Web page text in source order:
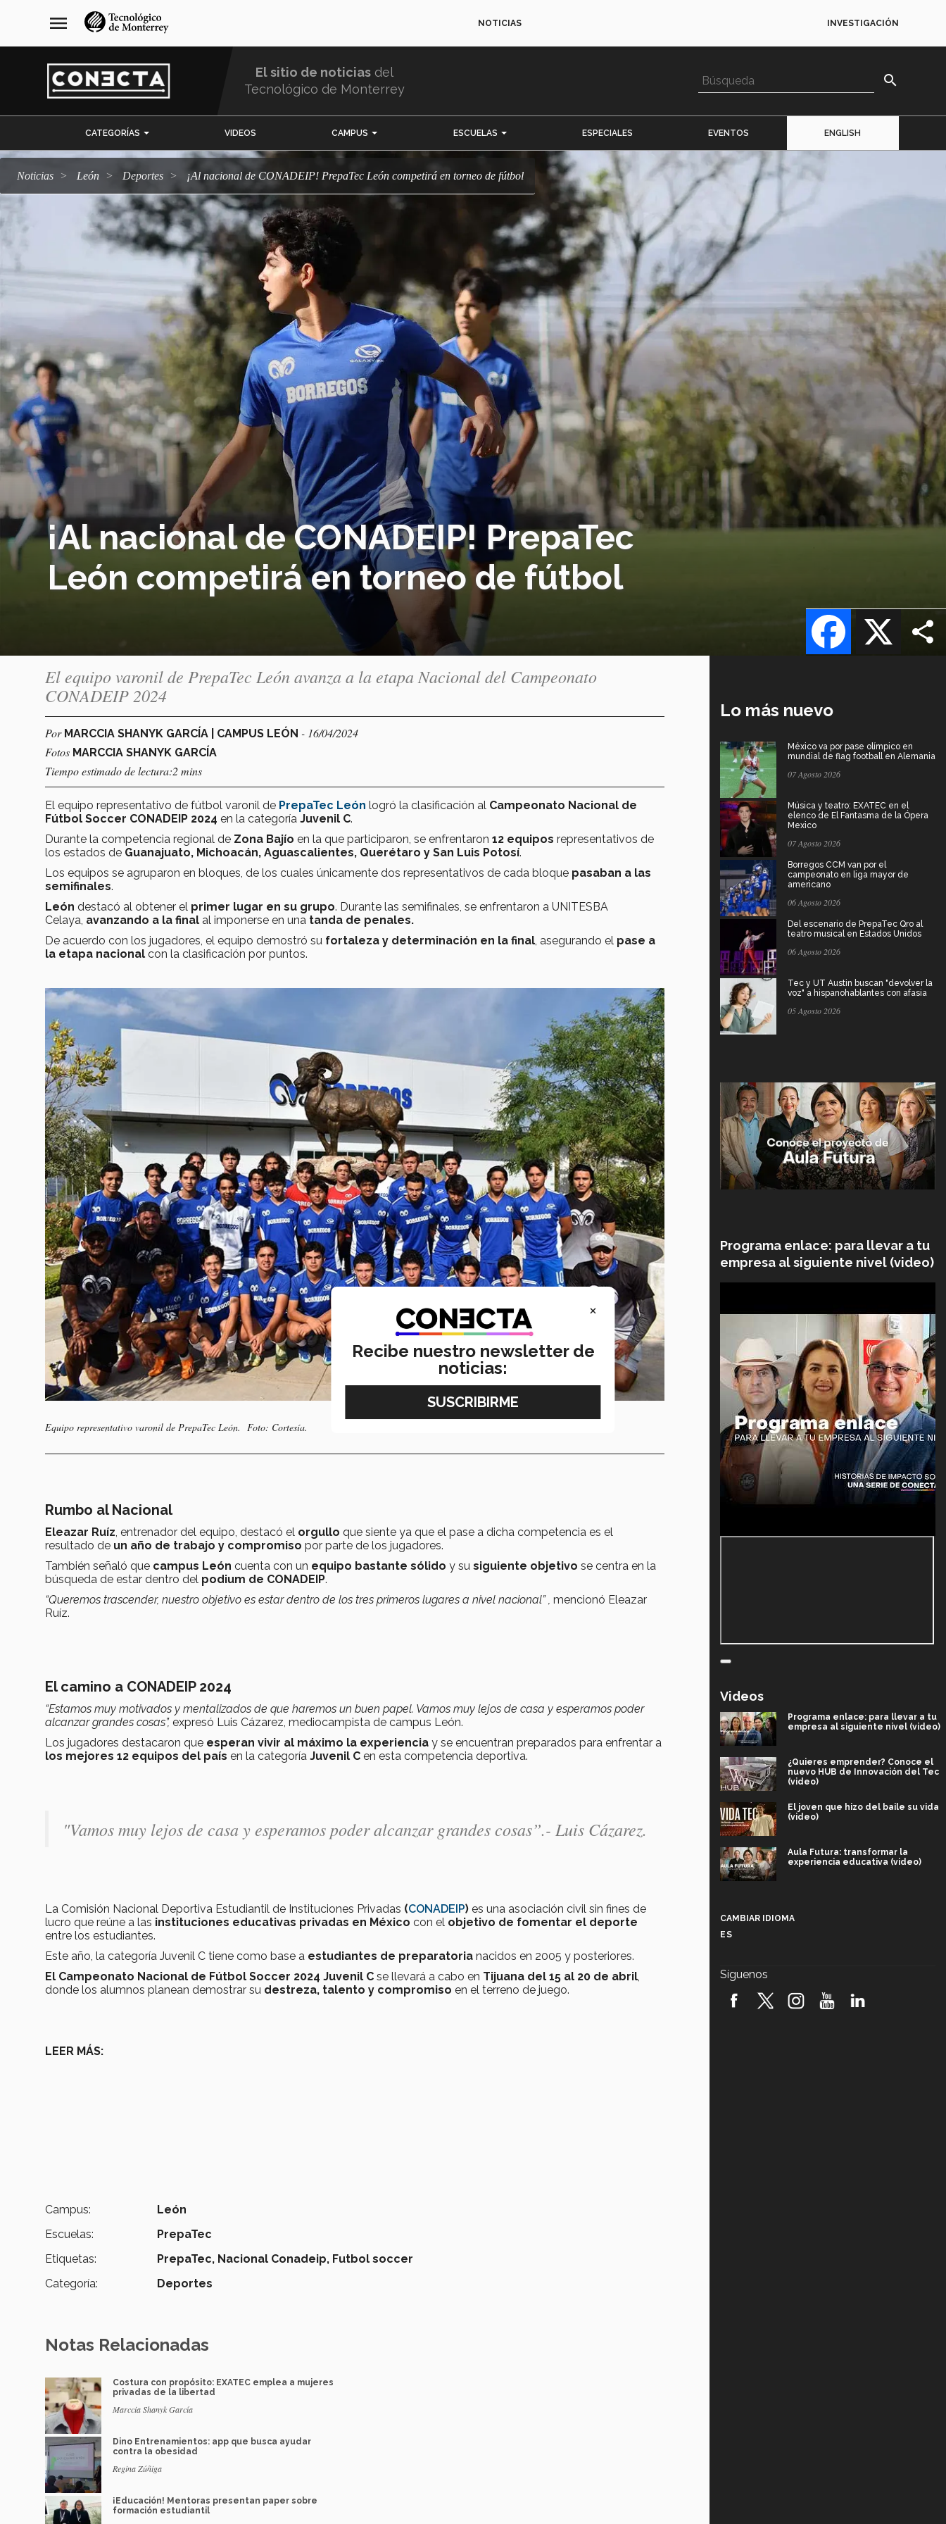
navegación
principal
menu NOTICIAS INVESTIGACIÓN
El sitio de noticias del
Tecnológico de Monterrey
search
CATEGORÍAS VIDEOS CAMPUS ESCUELAS ESPECIALES EVENTOS ENGLISH
Noticias León deportes ¡Al nacional de CONADEIP! PrepaTec León competirá en torneo de fútbol
¡Al nacional de CONADEIP! PrepaTec
León competirá en torneo de fútbol
X
Facebook
El equipo varonil de PrepaTec León avanza a la etapa Nacional del Campeonato
CONADEIP 2024
Por MARCCIA SHANYK GARCÍA | CAMPUS LEÓN - 16/04/2024
Fotos MARCCIA SHANYK GARCÍA
Tiempo estimado de lectura:2 mins
El equipo representativo de fútbol varonil de PrepaTec León logró la clasificación al Campeonato Nacional de
Fútbol Soccer CONADEIP 2024 en la categoría Juvenil C.
Durante la competencia regional de Zona Bajío en la que participaron, se enfrentaron 12 equipos representativos de
los estados de Guanajuato, Michoacán, Aguascalientes, Querétaro y San Luis Potosí.
Los equipos se agruparon en bloques, de los cuales únicamente dos representativos de cada bloque pasaban a las
semifinales.
León destacó al obtener el primer lugar en su grupo. Durante las semifinales, se enfrentaron a UNITESBA
Celaya, avanzando a la final al imponerse en una tanda de penales.
De acuerdo con los jugadores, el equipo demostró su fortaleza y determinación en la final asegurando el pase a
la etapa nacional con la clasificación por puntos.
Equipo representativo varonil de PrepaTec León. Foto: Cortesía.
Rumbo al Nacional
Eleazar Ruíz, entrenador del equipo, destacó el orgullo que siente ya que el pase a dicha competencia es el
resultado de un año de trabajo y compromiso por parte de los jugadores.
También señaló que campus León cuenta con un equipo bastante sólido y su siguiente objetivo se centra en la
búsqueda de estar dentro del podium de CONADEIP.
“Queremos trascender, nuestro objetivo es estar dentro de los tres primeros lugares a nivel nacional” , mencionó Eleazar
Ruíz.
El camino a CONADEIP 2024
“Estamos muy motivados y mentalizados de que haremos un buen papel. Vamos muy lejos de casa y esperamos poder
alcanzar grandes cosas”, expresó Luis Cázarez, mediocampista de campus León.
Los jugadores destacaron que esperan vivir al máximo la experiencia y se encuentran preparados para enfrentar a
los mejores 12 equipos del país en la categoría Juvenil C en esta competencia deportiva.
"Vamos muy lejos de casa y esperamos poder alcanzar grandes cosas”.- Luis Cázarez.
La Comisión Nacional Deportiva Estudiantil de Instituciones Privadas (CONADEIP) es una asociación civil sin fines de
lucro que reúne a las instituciones educativas privadas en México con el objetivo de fomentar el deporte
entre los estudiantes.
Este año, la categoría Juvenil C tiene como base a estudiantes de preparatoria nacidos en 2005 y posteriores.
El Campeonato Nacional de Fútbol Soccer 2024 Juvenil C se llevará a cabo en Tijuana del 15 al 20 de abril,
donde los alumnos planean demostrar su destreza, talento y compromiso en el terreno de juego.
LEER MÁS:
Campus:
León
Escuelas:
PrepaTec
Etiquetas:
PrepaTec, Nacional Conadeip, Futbol soccer
Categoría:
Deportes
Notas Relacionadas
Costura con propósito: EXATEC emplea a mujeres
privadas de la libertad
Marccia Shanyk García
Dino Entrenamientos: app que busca ayudar
contra la obesidad
Regina Zúñiga
¡Educación! Mentoras presentan paper sobre
formación estudiantil
Lo más nuevo
México va por pase olímpico en
mundial de flag football en Alemania
07 Agosto 2026
Música y teatro: EXATEC en el
elenco de El Fantasma de la Ópera
Mexico
07 Agosto 2026
Borregos CCM van por el
campeonato en liga mayor de
americano
06 Agosto 2026
Del escenario de PrepaTec Qro al
teatro musical en Estados Unidos
06 Agosto 2026
Tec y UT Austin buscan "devolver la
voz" a hispanohablantes con afasia
05 Agosto 2026
Programa enlace: para llevar a tu
empresa al siguiente nivel (video)
Videos
Programa enlace: para llevar a tu
empresa al siguiente nivel (video)
¿Quieres emprender? Conoce el
nuevo HUB de Innovación del Tec
(video)
El joven que hizo del baile su vida
(video)
Aula Futura: transformar la
experiencia educativa (video)
robótica FIRST 2026! (video)
CAMBIAR IDIOMA
ES
Síguenos
×
Recibe nuestro newsletter de
noticias: